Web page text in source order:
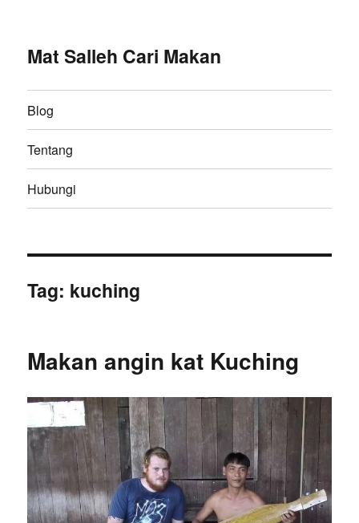
Mat Salleh Cari Makan
Blog
Tentang
Hubungi
Tag: kuching
Makan angin kat Kuching